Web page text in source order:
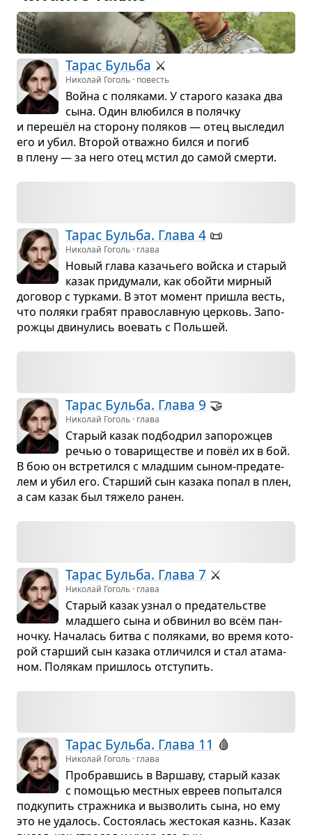
Тарас Бульба ⚔️
Николай Гоголь · повесть
Война с поля­ками. У ста­рого казака два
сына. Один влю­бился в полячку
и перешёл на сто­рону поля­ков — отец высле­дил
его и убил. Вто­рой отважно бился и погиб
в плену — за него отец мстил до самой смерти.
Тарас Бульба. Глава 4 📜
Николай Гоголь · глава
Новый глава каза­чьего войска и ста­рый
казак при­ду­мали, как обойти мир­ный
дого­вор с тур­ками. В этот момент при­шла весть,
что поляки гра­бят пра­во­слав­ную цер­ковь. Запо­
рожцы дви­ну­лись вое­вать с Поль­шей.
Тарас Бульба. Глава 9 🤝
Николай Гоголь · глава
Ста­рый казак под­бо­дрил запо­рож­цев
речью о това­ри­ще­стве и повёл их в бой.
В бою он встре­тился с млад­шим сыном-пре­да­те­
лем и убил его. Стар­ший сын казака попал в плен,
а сам казак был тяжело ранен.
Тарас Бульба. Глава 7 ⚔️
Николай Гоголь · глава
Ста­рый казак узнал о пре­да­тель­стве
млад­шего сына и обви­нил во всём пан­
ночку. Нача­лась битва с поля­ками, во время кото­
рой стар­ший сын казака отли­чился и стал ата­ма­
ном. Поля­кам при­шлось отсту­пить.
Тарас Бульба. Глава 11 🩸
Николай Гоголь · глава
Про­брав­шись в Вар­шаву, ста­рый казак
с помо­щью мест­ных евреев попы­тался
под­ку­пить страж­ника и выз­во­лить сына, но ему
это не уда­лось. Состо­я­лась жесто­кая казнь. Казак